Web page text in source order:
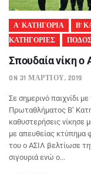
Α' ΚΑΤΗΓΟΡΙΑ Β’
ΚΑΤΗΓΟΡΙΕΣ
Σπουδαία νίκη ο
ON 31 ΜΑΡΤΊΟΥ, 2019
Σε σημερινό παιχνίδι
Πρωταθλήματος Β’
καθυστερήσεις νίκησε
με απευθείας κτύπημα
του ο ΑΣΙΛ βελτίωσε
σιγουριά ενώ ο...